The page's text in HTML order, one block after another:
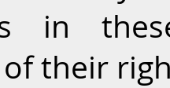
in
their